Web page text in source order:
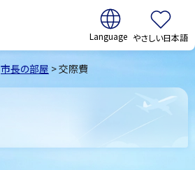
翻訳:
やさしい日本語
市長の部屋 > 交際費